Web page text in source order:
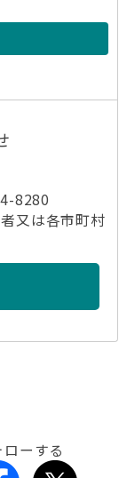
8280
又は各市町村
ローする